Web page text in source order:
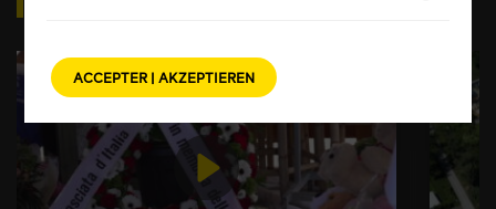
ACCEPTER | AKZEPTIEREN